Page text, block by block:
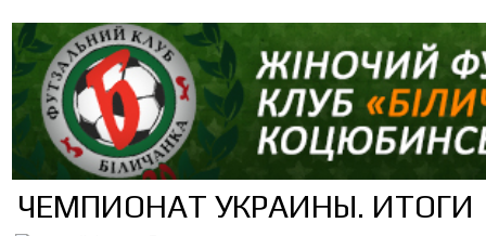
ЧЕМПИОНАТ УКРАИНЫ. ИТОГИ